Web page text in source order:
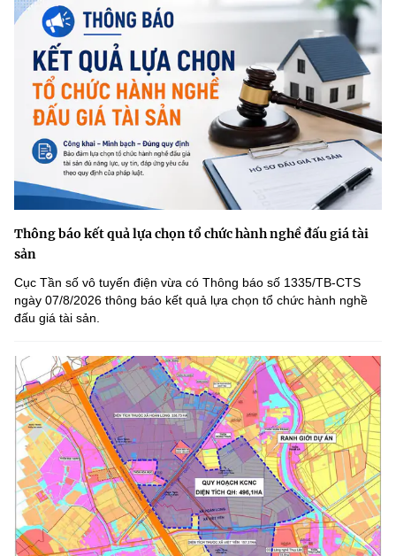
Thông báo kết quả lựa chọn tổ chức hành nghề đấu giá tài
sản
Cục Tần số vô tuyến điện vừa có Thông báo số 1335/TB-CTS
ngày 07/8/2026 thông báo kết quả lựa chọn tổ chức hành nghề
đấu giá tài sản.